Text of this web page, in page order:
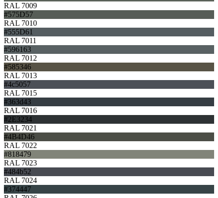
RAL 7009
#575D57
RAL 7010
#555D61
RAL 7011
#596163
RAL 7012
#585346
RAL 7013
#4c5057
RAL 7015
#363d43
RAL 7016
#2E3234
RAL 7021
#4B4D46
RAL 7022
#818479
RAL 7023
#484b52
RAL 7024
#374447